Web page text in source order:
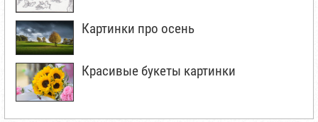
Картинки про осень
Красивые букеты картинки